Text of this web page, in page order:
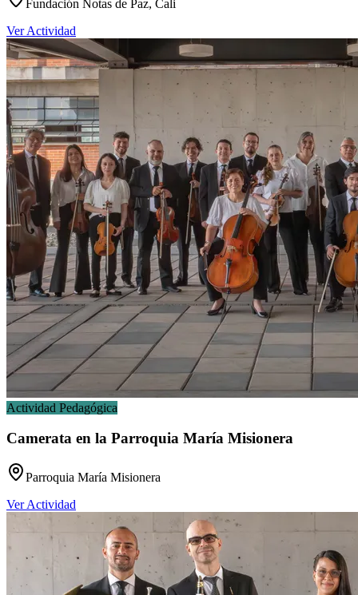
Fundación Notas de Paz, Cali
Ver Actividad
Actividad Pedagógica
Camerata en la Parroquia María Misionera
Parroquia María Misionera
Ver Actividad